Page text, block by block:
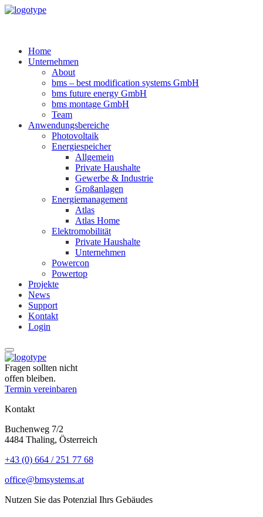
Home
Unternehmen
About
bms – best modification systems GmbH
bms future energy GmbH
bms montage GmbH
Team
Anwendungsbereiche
Photovoltaik
Energiespeicher
Allgemein
Private Haushalte
Gewerbe & Industrie
Großanlagen
Energiemanagement
Atlas
Atlas Home
Elektromobilität
Private Haushalte
Unternehmen
Powercon
Powertop
Projekte
News
Support
Kontakt
Login
Fragen sollten nicht
offen bleiben.
Termin vereinbaren
Kontakt
Buchenweg 7/2
4484 Thaling, Österreich
+43 (0) 664 / 251 77 68
office@bmsystems.at
Nutzen Sie das Potenzial Ihrs Gebäudes